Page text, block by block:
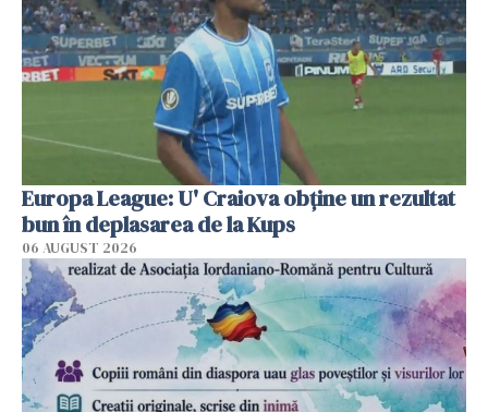
Europa League: U' Craiova obține un rezultat
bun în deplasarea de la Kups
06 AUGUST 2026